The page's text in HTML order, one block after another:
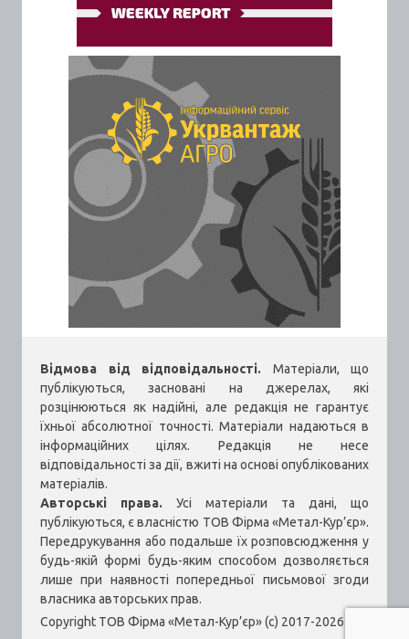
Відмова від відповідальності. Матеріали, що
публікуються, засновані на джерелах, які
розцінюються як надійні, але редакція не гарантує
їхньої абсолютної точності. Матеріали надаються в
інформаційних цілях. Редакція не несе
відповідальності за дії, вжиті на основі опублікованих
матеріалів.
Авторські права. Усі матеріали та дані, що
публікуються, є власністю ТОВ Фірма «Метал-Кур’єр».
Передрукування або подальше їх розповсюдження у
будь-якій формі будь-яким способом дозволяється
лише при наявності попередньої письмової згоди
власника авторських прав.
Copyright ТОВ Фірма «Метал-Кур’єр» (c) 2017-2026